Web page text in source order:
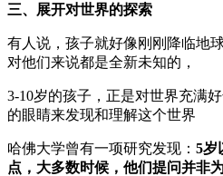
三、展开对世界的探索
有人说，孩子就好像刚刚降临地
对他们来说都是全新未知的，
3-10岁的孩子，正是对世界充满
的眼睛来发现和理解这个世界
哈佛大学曾有一项研究发现： 5岁
点，大多数时候，他们提问并非